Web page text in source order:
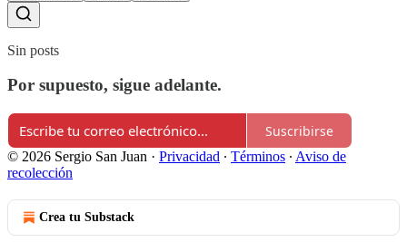
Sin posts
Por supuesto, sigue adelante.
Suscribirse
© 2026 Sergio San Juan · Privacidad ∙ Términos ∙ Aviso de
recolección
Crea tu Substack